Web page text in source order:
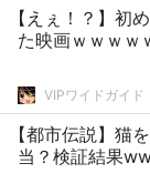
【えぇ！？】初
た映画ｗｗｗｗ
VIPワイドガイド
【都市伝説】猫
当？検証結果